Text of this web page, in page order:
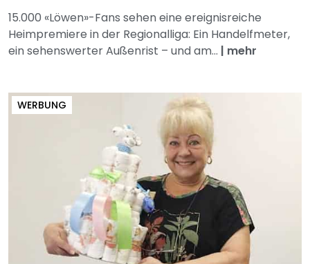
15.000 «Löwen»-Fans sehen eine ereignisreiche
Heimpremiere in der Regionalliga: Ein Handelfmeter,
ein sehenswerter Außenrist – und am... | mehr
WERBUNG